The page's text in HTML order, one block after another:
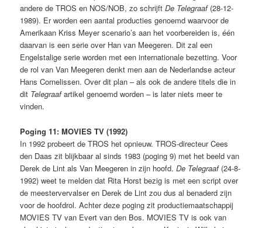
andere de TROS en NOS/NOB, zo schrijftDe Telegraaf(28-12-
1989). Er worden een aantal producties genoemd waarvoor de
Amerikaan Kriss Meyer scenario’s aan het voorbereiden is, één
daarvan is een serie over Han van Meegeren. Dit zal een
Engelstalige serie worden met een internationale bezetting. Voor
de rol van Van Meegeren denkt men aan de Nederlandse acteur
Hans Cornelissen. Over dit plan – als ook de andere titels die in
dit Telegraafartikel genoemd worden – is later niets meer te
vinden.
Poging 11: MOVIES TV (1992)
In 1992 probeert de TROS het opnieuw. TROS-directeur Cees
den Daas zit blijkbaar al sinds 1983 (poging 9) met het beeld van
Derek de Lint als Van Meegeren in zijn hoofd.De Telegraaf(24-8-
1992) weet te melden dat Rita Horst bezig is met een script over
de meestervervalser en Derek de Lint zou dus al benaderd zijn
voor de hoofdrol. Achter deze poging zit productiemaatschappij
MOVIES TV van Evert van den Bos. MOVIES TV is ook van